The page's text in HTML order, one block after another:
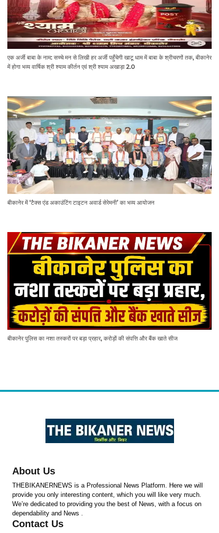
एक अर्जी बाबा के नाम: सच्चे मन से लिखी हर अर्जी पहुँचेगी खाटू धाम में बाबा के श्रीचरणों तक, बीकानेर
में होगा भव्य वार्षिक श्री श्याम कीर्तन एवं श्री श्याम अखाड़ा 2.0
बीकानेर में ‘टैक्स एंड अकाउंटिंग टाइटन अवार्ड सेरेमनी’ का भव्य आयोजन
बीकानेर पुलिस का नशा तस्करों पर बड़ा प्रहार, करोड़ों की संपत्ति और बैंक खाते सीज
About Us
THEBIKANERNEWS is a Professional News Platform. Here we will
provide you only interesting content, which you will like very much.
We’re dedicated to providing you the best of News, with a focus on
dependability and News .
Contact Us